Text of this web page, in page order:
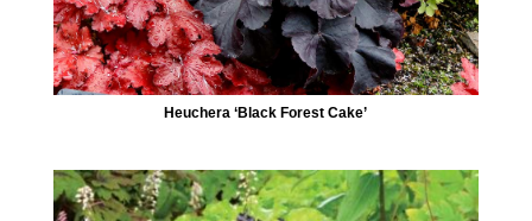
Heuchera ‘Black Forest Cake’